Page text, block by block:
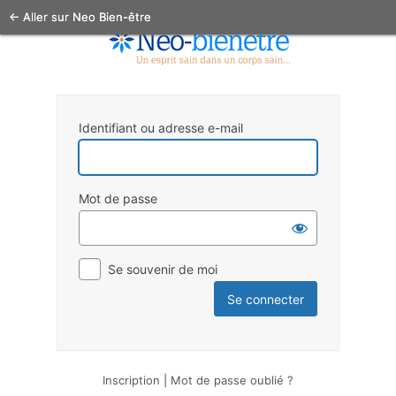
Identifiant ou adresse e-mail
Mot de passe
Se souvenir de moi
Inscription Mot de passe oublié ?
← Aller sur Neo Bien-être